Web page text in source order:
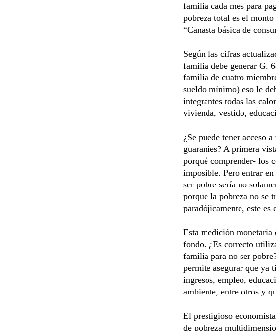
familia cada mes para
pobreza total es el
“Canasta básica de
Según las cifras
familia debe generar G.
familia de cuatro
sueldo mínimo) eso le
integrantes todas las
vivienda, vestido,
¿Se puede tener acceso
guaraníes? A primera
porqué comprender- los
imposible. Pero entrar
ser pobre sería no
porque la pobreza no se
paradójicamente, este es
Esta medición monetaria
fondo. ¿Es correcto
familia para no ser
permite asegurar que ya
ingresos, empleo,
ambiente, entre otros y
El prestigioso
de pobreza